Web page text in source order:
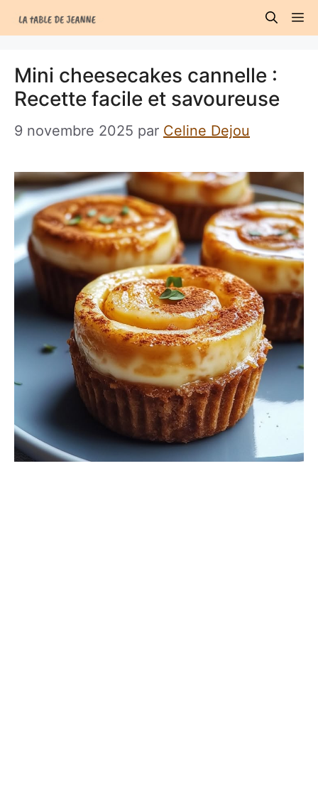
au
Mini cheesecakes cannelle :
Recette facile et savoureuse
9 novembre 2025 par Celine Dejou